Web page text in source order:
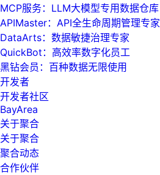
MCP服务：LLM大模型专用数据仓库
APIMaster：API全生命周期管理专家
DataArts：数据敏捷治理专家
QuickBot：高效率数字化员工
黑钻会员：百种数据无限使用
开发者
开发者社区
BayArea
关于聚合
关于聚合
聚合动态
合作伙伴